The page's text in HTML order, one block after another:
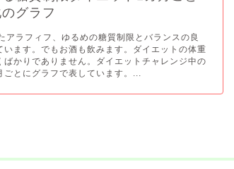
グラフ
アラフィフ、ゆるめの糖質制限とバランスの良
います。でもお酒も飲みます。ダイエットの体重
ばかりでありません。ダイエットチャレンジ中の
ごとにグラフで表しています。...